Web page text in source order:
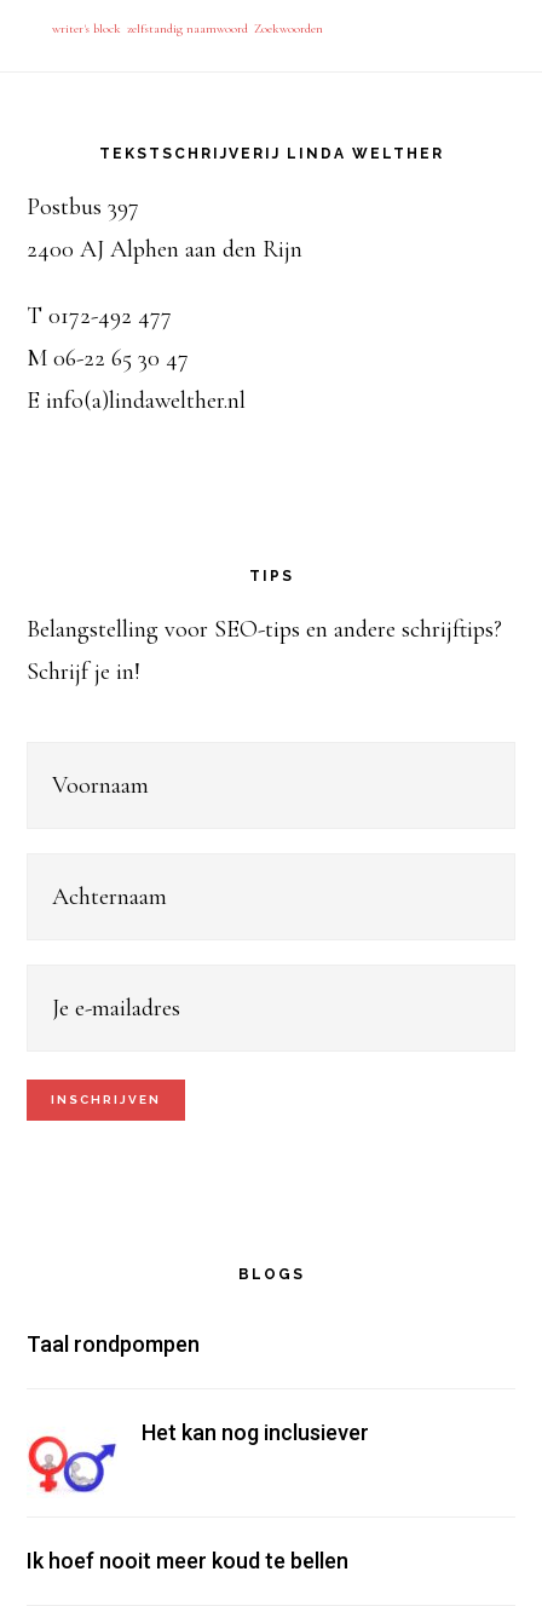
writer's block zelfstandig naamwoord Zoekwoorden
TEKSTSCHRIJVERIJ LINDA WELTHER
Postbus 397
2400 AJ Alphen aan den Rijn
T 0172-492 477
M 06-22 65 30 47
E info(a)lindawelther.nl
TIPS
Belangstelling voor SEO-tips en andere schrijftips?
Schrijf je in!
BLOGS
Taal rondpompen
Het kan nog inclusiever
Ik hoef nooit meer koud te bellen